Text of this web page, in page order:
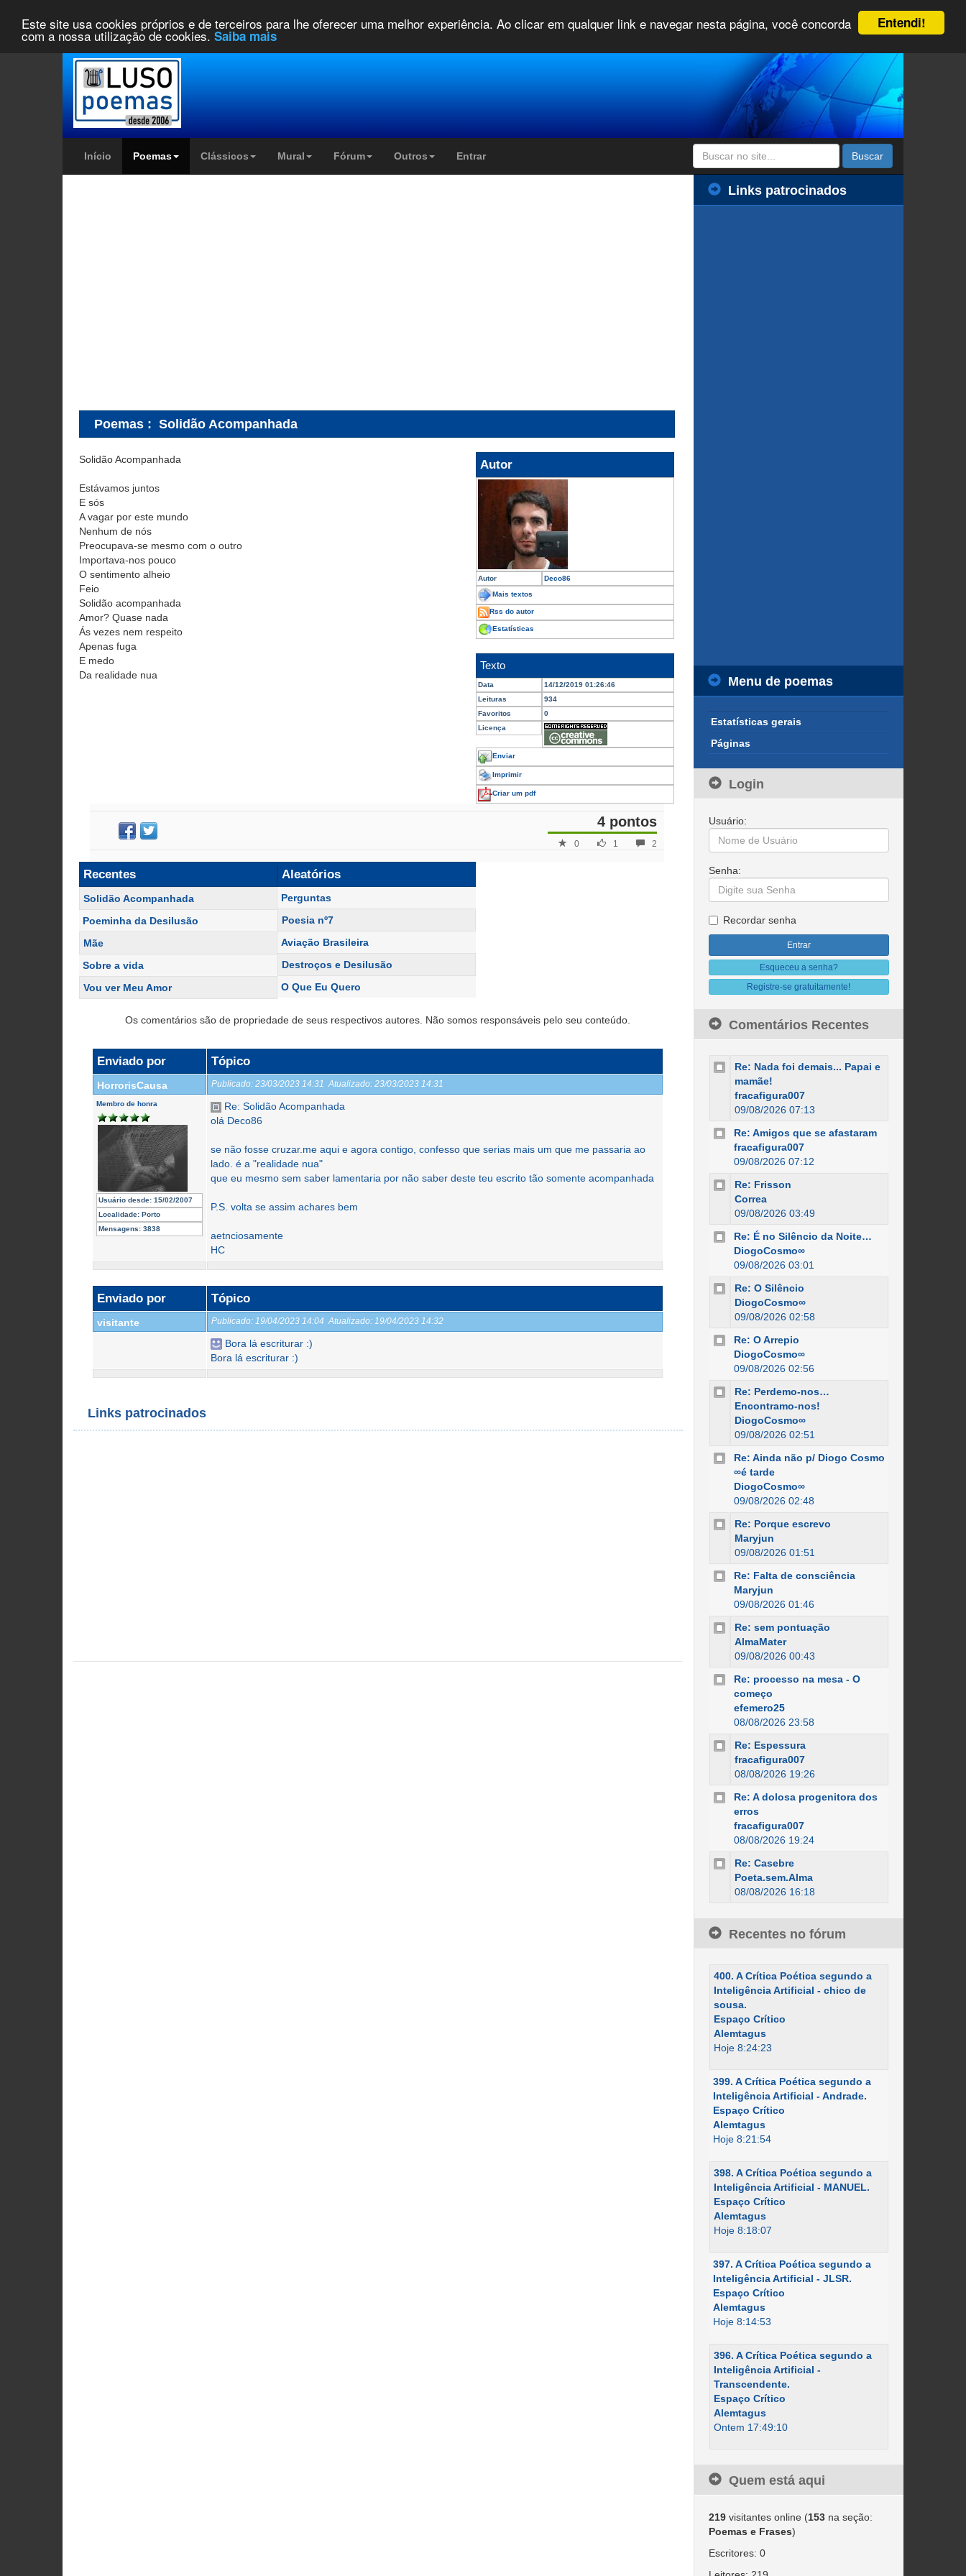
Entendi!
Este site usa cookies próprios e de terceiros para lhe oferecer uma melhor experiência. Ao clicar em qualquer link e navegar nesta página, você concorda
com a nossa utilização de cookies. Saiba mais
Início Poemas Clássicos Mural Fórum Outros Entrar Buscar
Poemas : Solidão Acompanhada
Solidão Acompanhada
Estávamos juntos
E sós
A vagar por este mundo
Nenhum de nós
Preocupava-se mesmo com o outro
Importava-nos pouco
O sentimento alheio
Feio
Solidão acompanhada
Amor? Quase nada
Ás vezes nem respeito
Apenas fuga
E medo
Da realidade nua
Autor
Autor Deco86
Mais textos
Rss do autor
Estatísticas
Texto
Data
14/12/2019 01:26:46
Leituras
934
Favoritos
0
Licença
Enviar
Imprimir
Criar um pdf
4 pontos
2
1
0
Recentes
Solidão Acompanhada
Poeminha da Desilusão
Mãe
Sobre a vida
Vou ver Meu Amor
Aleatórios
Perguntas
Poesia nº7
Aviação Brasileira
Destroços e Desilusão
O Que Eu Quero
Os comentários são de propriedade de seus respectivos autores. Não somos responsáveis pelo seu conteúdo.
Enviado por Tópico
HorrorisCausa Publicado: 23/03/2023 14:31 Atualizado: 23/03/2023 14:31
Membro de honra
Usuário desde: 15/02/2007
Localidade: Porto
Mensagens: 3838
Re: Solidão Acompanhada
olá Deco86
se não fosse cruzar.me aqui e agora contigo, confesso que serias mais um que me passaria ao
lado. é a "realidade nua"
que eu mesmo sem saber lamentaria por não saber deste teu escrito tão somente acompanhada
P.S. volta se assim achares bem
aetnciosamente
HC
Enviado por Tópico
visitante Publicado: 19/04/2023 14:04 Atualizado: 19/04/2023 14:32
Bora lá escriturar :)
Bora lá escriturar :)
Links patrocinados
Links patrocinados
Menu de poemas
Estatísticas gerais
Páginas
Login
Usuário:
Senha:
Recordar senha
Esqueceu a senha?
Registre-se gratuitamente!
Comentários Recentes
Re: Nada foi demais... Papai e
mamãe!
fracafigura007
09/08/2026 07:13
Re: Amigos que se afastaram
fracafigura007
09/08/2026 07:12
Re: Frisson
Correa
09/08/2026 03:49
Re: É no Silêncio da Noite…
DiogoCosmo∞
09/08/2026 03:01
Re: O Silêncio
DiogoCosmo∞
09/08/2026 02:58
Re: O Arrepio
DiogoCosmo∞
09/08/2026 02:56
Re: Perdemo-nos…
Encontramo-nos!
DiogoCosmo∞
09/08/2026 02:51
Re: Ainda não p/ Diogo Cosmo
∞é tarde
DiogoCosmo∞
09/08/2026 02:48
Re: Porque escrevo
Maryjun
09/08/2026 01:51
Re: Falta de consciência
Maryjun
09/08/2026 01:46
Re: sem pontuação
AlmaMater
09/08/2026 00:43
Re: processo na mesa - O
começo
efemero25
08/08/2026 23:58
Re: Espessura
fracafigura007
08/08/2026 19:26
Re: A dolosa progenitora dos
erros
fracafigura007
08/08/2026 19:24
Re: Casebre
Poeta.sem.Alma
08/08/2026 16:18
Recentes no fórum
400. A Crítica Poética segundo a
Inteligência Artificial - chico de
sousa.
Espaço Crítico
Alemtagus
Hoje 8:24:23
399. A Crítica Poética segundo a
Inteligência Artificial - Andrade.
Espaço Crítico
Alemtagus
Hoje 8:21:54
398. A Crítica Poética segundo a
Inteligência Artificial - MANUEL.
Espaço Crítico
Alemtagus
Hoje 8:18:07
397. A Crítica Poética segundo a
Inteligência Artificial - JLSR.
Espaço Crítico
Alemtagus
Hoje 8:14:53
396. A Crítica Poética segundo a
Inteligência Artificial -
Transcendente.
Espaço Crítico
Alemtagus
Ontem 17:49:10
Quem está aqui
219visitantes online (153na seção:
Poemas e Frases)
Escritores: 0